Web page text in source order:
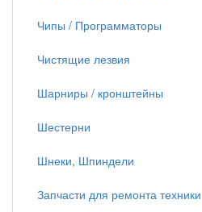
Чипы / Программаторы
Чистящие лезвия
Шарниры / кронштейны
Шестерни
Шнеки, Шпиндели
Запчасти для ремонта техники